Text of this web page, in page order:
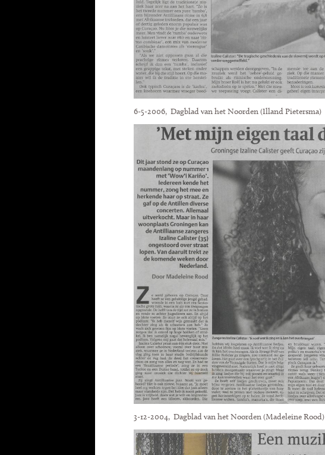
6-5-2006, Dagblad van het Noorden (Illand Pietersma)
3-12-2004, Dagblad van het Noorden (Madeleine Rood)